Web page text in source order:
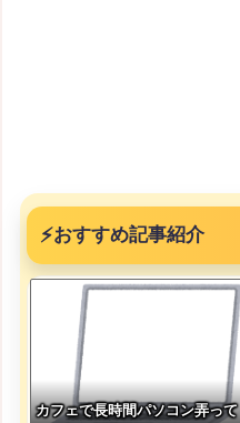
⚡おすすめ記事紹介
カフェで長時間パソコン弄って